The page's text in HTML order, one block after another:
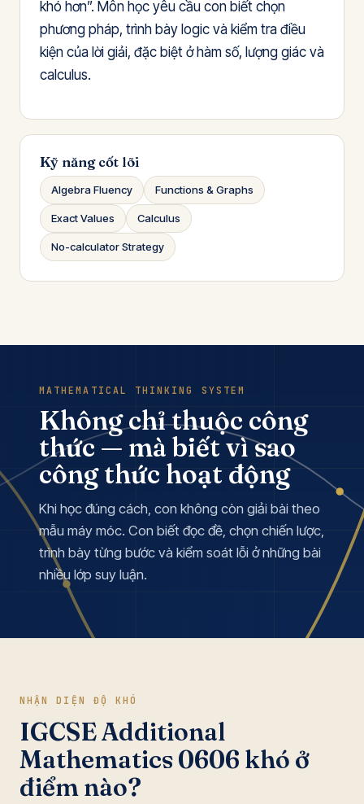
khó hơn”. Môn học yêu cầu con biết chọn
phương pháp, trình bày logic và kiểm tra điều
kiện của lời giải, đặc biệt ở hàm số, lượng giác và
calculus.
Kỹ năng cốt lõi
Algebra Fluency Functions & Graphs
Exact Values Calculus
No-calculator Strategy
MATHEMATICAL THINKING SYSTEM
Không chỉ thuộc công
thức — mà biết vì sao
công thức hoạt động
Khi học đúng cách, con không còn giải bài theo
mẫu máy móc. Con biết đọc đề, chọn chiến lược,
trình bày từng bước và kiểm soát lỗi ở những bài
nhiều lớp suy luận.
NHẬN DIỆN ĐỘ KHÓ
IGCSE Additional
Mathematics 0606 khó ở
điểm nào?